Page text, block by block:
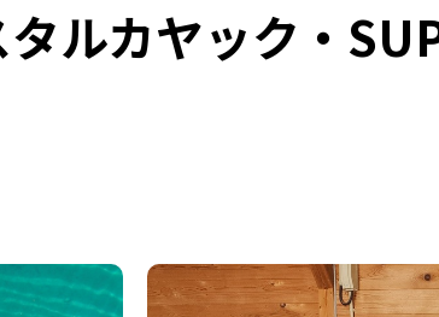
ルカヤック・